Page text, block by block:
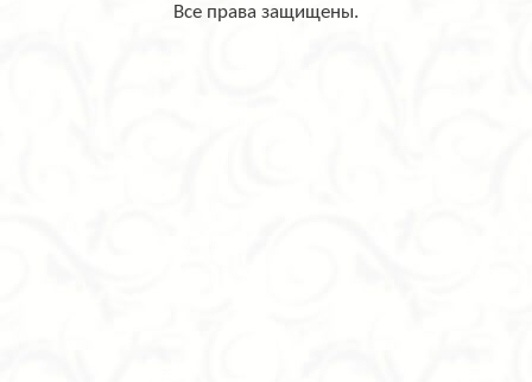
Все права защищены.